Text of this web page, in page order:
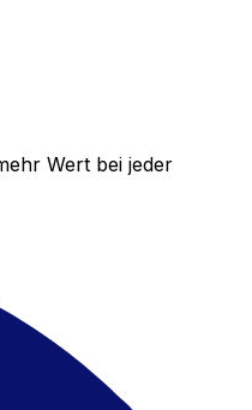
Wert bei jeder